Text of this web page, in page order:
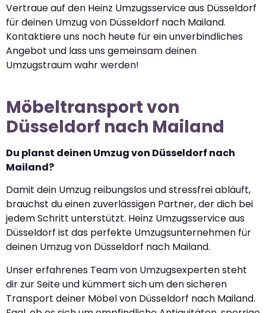
Vertraue auf den Heinz Umzugsservice aus Düsseldorf
für deinen Umzug von Düsseldorf nach Mailand.
Kontaktiere uns noch heute für ein unverbindliches
Angebot und lass uns gemeinsam deinen
Umzugstraum wahr werden!
Möbeltransport von
Düsseldorf nach Mailand
Du planst deinen Umzug von Düsseldorf nach
Mailand?
Damit dein Umzug reibungslos und stressfrei abläuft,
brauchst du einen zuverlässigen Partner, der dich bei
jedem Schritt unterstützt. Heinz Umzugsservice aus
Düsseldorf ist das perfekte Umzugsunternehmen für
deinen Umzug von Düsseldorf nach Mailand.
Unser erfahrenes Team von Umzugsexperten steht
dir zur Seite und kümmert sich um den sicheren
Transport deiner Möbel von Düsseldorf nach Mailand.